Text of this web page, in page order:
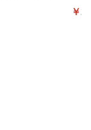
イトブラ) |
ケーブル
チ
調
￥